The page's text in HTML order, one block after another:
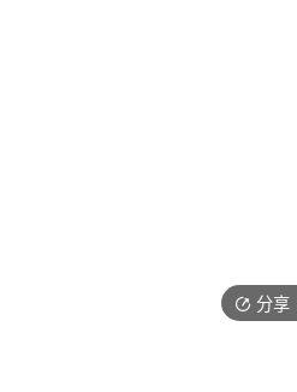
分享